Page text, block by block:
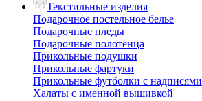
Текстильные изделия
Подарочное постельное белье
Подарочные пледы
Подарочные полотенца
Прикольные подушки
Прикольные фартуки
Прикольные футболки с надписями
Халаты с именной вышивкой